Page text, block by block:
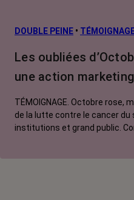
L’après cancer
Traitements
contre le cancer
DOUBLE PEINE •
Les oubliées
une action
TÉMOIGNAGE. Octobre rose,
de la lutte contre le cancer du
institutions et grand public.